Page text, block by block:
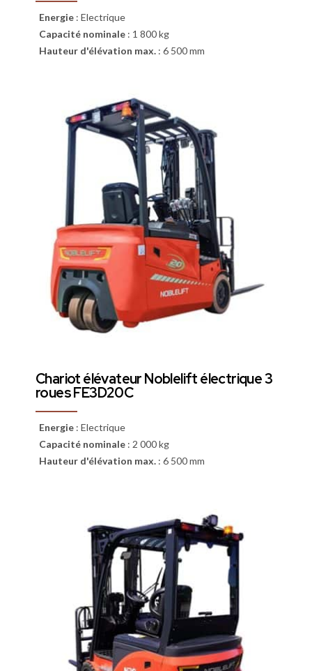
Energie : Electrique
Capacité nominale : 1 800 kg
Hauteur d'élévation max. : 6 500 mm
Chariot élévateur Noblelift électrique 3
roues FE3D20C
Energie : Electrique
Capacité nominale : 2 000 kg
Hauteur d'élévation max. : 6 500 mm